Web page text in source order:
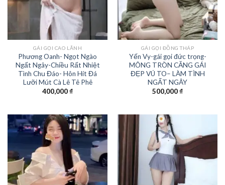
GÁI GỌI CAO LÃNH
Phương Oanh- Ngọt Ngào
Ngất Ngây-Chiều Rất Nhiệt
Tình Chu Đáo- Hôn Hít Đá
Lưỡi Mút Cà Lê Tê Phê
400,000₫
GÁI GỌI ĐỒNG THÁP
Yến Vy-gái gọi đức trọng-
MÔNG TRÒN CĂNG GÁI
ĐẸP VÚ TO– LÀM TÌNH
NGẤT NGÂY
500,000₫